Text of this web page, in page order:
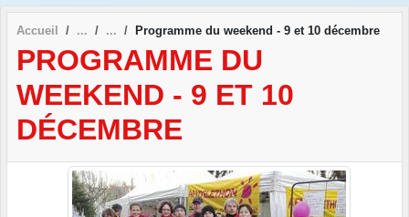
Accueil Programme du weekend - 9 et 10 décembre
PROGRAMME DU
WEEKEND - 9 ET 10
DÉCEMBRE